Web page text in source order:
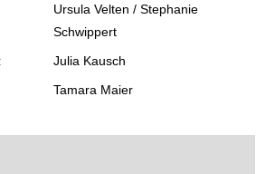
Ursula Velten / Stephanie
Schwippert
Julia Kausch
Tamara Maier